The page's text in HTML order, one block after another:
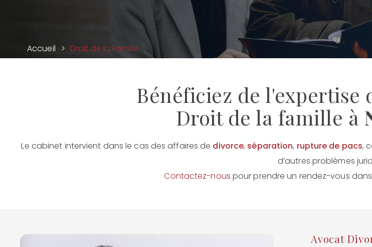
Accueil Droit de la Famille
Bénéficiez de l'expertise
Droit de la famille à
Le cabinet intervient dans le cas des affaires de divorce, séparation, rupture de pacs,
d’autres problèmes
Contactez-nous pour prendre un rendez-vous
Avocat